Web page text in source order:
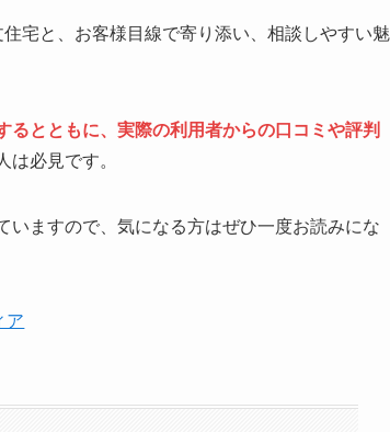
宅と、お客様目線で寄り添い、相談しやすい魅
とともに、実際の利用者からの口コミや評判
必見です。
いますので、気になる方はぜひ一度お読みにな
ア